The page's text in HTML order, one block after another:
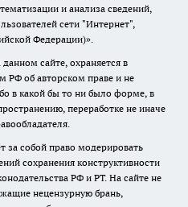
и анализа сведений,
сети "Интернет",
Федерации)».
сайте, охраняется в
РФ об авторском праве и не
в какой бы то ни было форме, в
переработке не иначе
за собой право модерировать
сохранения конструктивности
РФ и РТ. На сайте не
нецензурную брань,